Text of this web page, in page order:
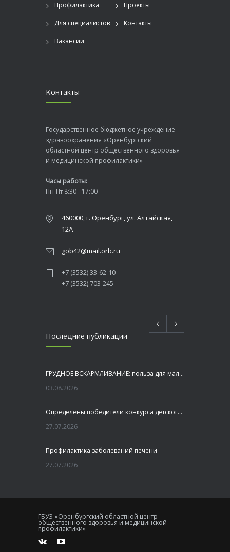
Профилактика Проекты
Для специалистов Контакты
Вакансии
Контакты
Государственное бюджетное учреждение
здравоохранения «Оренбургский
областной центр общественного здоровья
и медицинской профилактики»
Часы работы:
Пн-Пт 8:30 - 17:00
460000, г. Оренбург, ул. Алтайская,
12А
gob42@mail.orb.ru
+7 (3532) 33-62-10
+7 (3532) 703-245
Последние публикации
ГРУДНОЕ ВСКАРМЛИВАНИЕ: польза для малыша и мамы
03.08.2026
Определены победители конкурса детского рисунка «Я шагаю по Оренбуржью»
27.07.2026
Профилактика заболеваний печени
27.07.2026
Как сохранить здоровье головного мозга
20.07.2026
ГБУЗ «Оренбургский областной центр
общественного здоровья и медицинской
профилактики»